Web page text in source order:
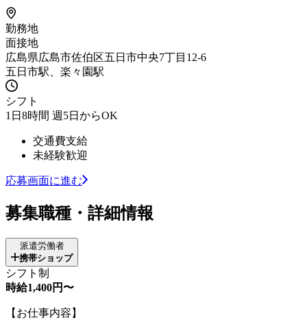
勤務地
面接地
広島県広島市佐伯区五日市中央7丁目12‐6
五日市駅、楽々園駅
シフト
1日8時間 週5日からOK
交通費支給
未経験歓迎
応募画面に進む
募集職種・詳細情報
派遣労働者
携帯ショップ
シフト制
時給1,400円〜
【お仕事内容】